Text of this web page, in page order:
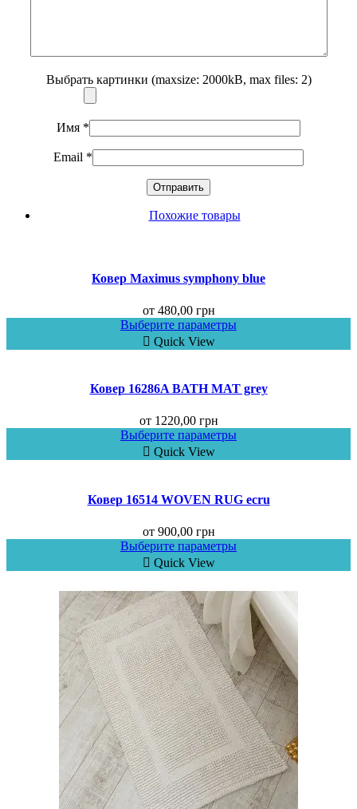
Выбрать картинки (maxsize: 2000kB, max files: 2)
Имя *
Email *
Похожие товары
Ковер Maximus symphony blue
от 480,00 грн
Выберите параметры
Quick View
Ковер 16286A BATH MAT grey
от 1220,00 грн
Выберите параметры
Quick View
Ковер 16514 WOVEN RUG ecru
от 900,00 грн
Выберите параметры
Quick View